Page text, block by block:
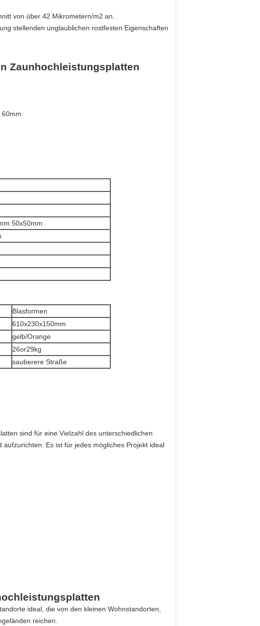
von über 42 Mikrometern/m2 an.
stellenden unglaublichen rostfesten Eigenschaften
Zaunhochleistungsplatten
50x50mm
Blasformen
610x230x150mm
gelb/Orange
26or29kg
sauberere Straße